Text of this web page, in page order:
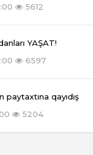
5612
YAŞAT!
6597
paytaxtına qayıdış
5204